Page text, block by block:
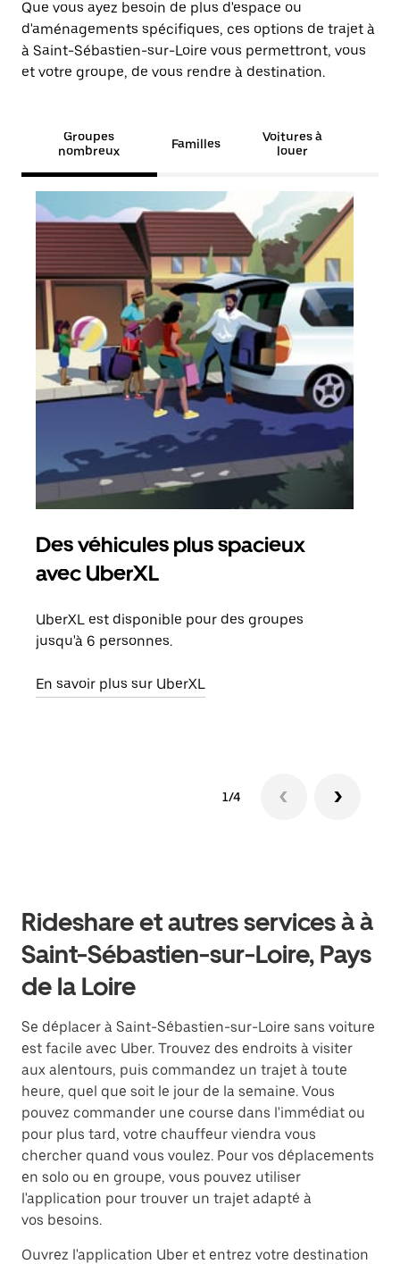
Que vous ayez besoin de plus d'espace ou
d'aménagements spécifiques, ces options de trajet à
à Saint-Sébastien-sur-Loire vous permettront, vous
et votre groupe, de vous rendre à destination.
Groupes
nombreux
Familles
Voitures à
louer
Des véhicules plus spacieux
avec UberXL
UberXL est disponible pour des groupes
jusqu'à 6 personnes.
En savoir plus sur UberXL
1/4
Rideshare et autres services à à
Saint-Sébastien-sur-Loire, Pays
de la Loire
Se déplacer à Saint-Sébastien-sur-Loire sans voiture
est facile avec Uber. Trouvez des endroits à visiter
aux alentours, puis commandez un trajet à toute
heure, quel que soit le jour de la semaine. Vous
pouvez commander une course dans l'immédiat ou
pour plus tard, votre chauffeur viendra vous
chercher quand vous voulez. Pour vos déplacements
en solo ou en groupe, vous pouvez utiliser
l'application pour trouver un trajet adapté à
vos besoins.
Ouvrez l'application Uber et entrez votre destination